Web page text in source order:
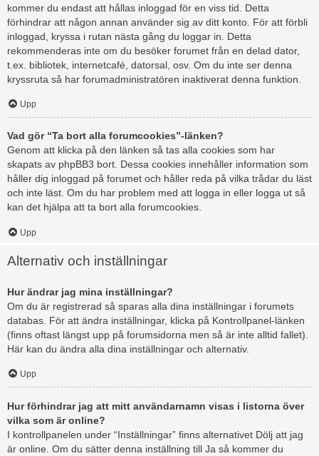
kommer du endast att hållas inloggad för en viss tid. Detta
förhindrar att någon annan använder sig av ditt konto. För att förbli
inloggad, kryssa i rutan nästa gång du loggar in. Detta
rekommenderas inte om du besöker forumet från en delad dator,
t.ex. bibliotek, internetcafé, datorsal, osv. Om du inte ser denna
kryssruta så har forumadministratören inaktiverat denna funktion.
Upp
Vad gör “Ta bort alla forumcookies”-länken?
Genom att klicka på den länken så tas alla cookies som har
skapats av phpBB3 bort. Dessa cookies innehåller information som
håller dig inloggad på forumet och håller reda på vilka trådar du läst
och inte läst. Om du har problem med att logga in eller logga ut så
kan det hjälpa att ta bort alla forumcookies.
Upp
Alternativ och inställningar
Hur ändrar jag mina inställningar?
Om du är registrerad så sparas alla dina inställningar i forumets
databas. För att ändra inställningar, klicka på Kontrollpanel-länken
(finns oftast längst upp på forumsidorna men så är inte alltid fallet).
Här kan du ändra alla dina inställningar och alternativ.
Upp
Hur förhindrar jag att mitt användarnamn visas i listorna över
vilka som är online?
I kontrollpanelen under “Inställningar” finns alternativet Dölj att jag
är online. Om du sätter denna inställning till Ja så kommer du